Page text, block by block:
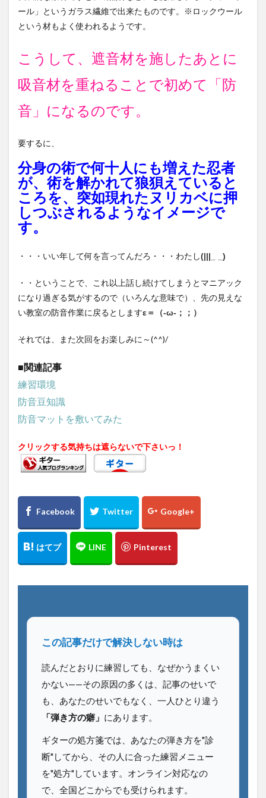
ール」というガラス繊維で出来たものです。※ロックウール
という材もよく使われるようです。
こうして、遮音材を施したあとに
吸音材を重ねることで初めて「防
音」になるのです。
要するに、
分身の術で何十人にも増えた忍者
が、術を解かれて狼狽えていると
ころを、突如現れたヌリカベに押
しつぶされるようなイメージで
す。
・・・いい年して何を言ってんだろ・・・わたし(|||_ _)
・・ということで、これ以上話し続けてしまうとマニアック
になり過ぎる気がするので（いろんな意味で）、先の見えな
い教室の防音作業に戻るとしますε＝（‐ω‐；；）
それでは、また次回をお楽しみに～(^^)/
■関連記事
練習環境
防音豆知識
防音マットを敷いてみた
クリックする気持ちは遮らないで下さいっ！
この記事だけで解決しない時は
読んだとおりに練習しても、なぜかうまくい
かない——その原因の多くは、記事のせいで
も、あなたのせいでもなく、一人ひとり違う
「弾き方の癖」 にあります。
ギターの処方箋では、あなたの弾き方を"診
断"してから、その人に合った練習メニュー
を"処方"しています。オンライン対応なの
で、全国どこからでも受けられます。